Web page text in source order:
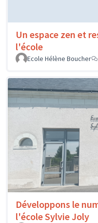
Un espace zen et
l'école
Ecole Hélène Boucher
Développons le
l'école Sylvie Joly